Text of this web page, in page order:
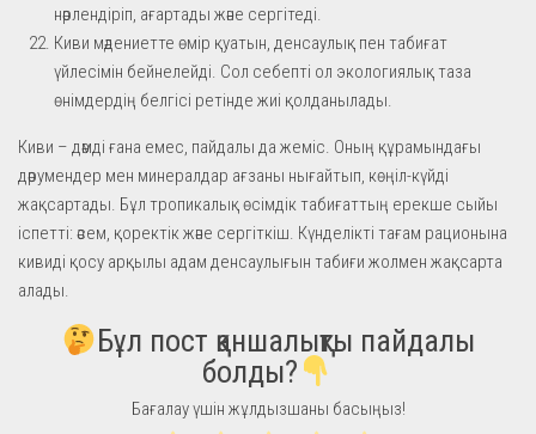
нәрлендіріп, ағартады және сергітеді.
Киви мәдениетте өмір қуатын, денсаулық пен табиғат
үйлесімін бейнелейді. Сол себепті ол экологиялық таза
өнімдердің белгісі ретінде жиі қолданылады.
Киви – дәмді ғана емес, пайдалы да жеміс. Оның құрамындағы
дәрумендер мен минералдар ағзаны нығайтып, көңіл-күйді
жақсартады. Бұл тропикалық өсімдік табиғаттың ерекше сыйы
іспетті: әсем, қоректік және сергіткіш. Күнделікті тағам рационына
кивиді қосу арқылы адам денсаулығын табиғи жолмен жақсарта
алады.
Бұл пост қаншалықты пайдалы
болды?
Бағалау үшін жұлдызшаны басыңыз!